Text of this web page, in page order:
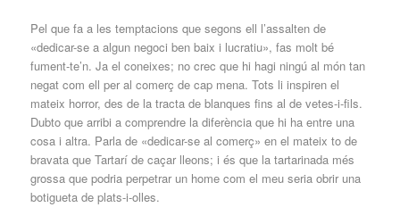
Pel que fa a les temptacions que segons ell l’assalten de
«dedicar-se a algun negoci ben baix i lucratiu», fas molt bé
fument-te’n. Ja el coneixes; no crec que hi hagi ningú al món tan
negat com ell per al comerç de cap mena. Tots li inspiren el
mateix horror, des de la tracta de blanques fins al de vetes-i-fils.
Dubto que arribi a comprendre la diferència que hi ha entre una
cosa i altra. Parla de «dedicar-se al comerç» en el mateix to de
bravata que Tartarí de caçar lleons; i és que la tartarinada més
grossa que podria perpetrar un home com el meu seria obrir una
botigueta de plats-i-olles.